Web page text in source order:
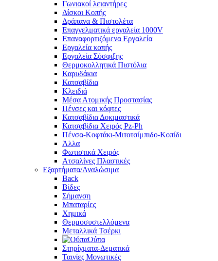
Γωνιακοί λειαντήρες
Δίσκοι Κοπής
Δράπανα & Πιστολέτα
Επαγγελματικά εργαλεία 1000V
Επαναφορτιζόμενα Εργαλεία
Εργαλεία κοπής
Εργαλεία Σύσφιξης
Θερμοκολλητικά Πιστόλια
Καρυδάκια
Κατσαβίδια
Κλειδιά
Μέσα Ατομικής Προστασίας
Πένσες και κόφτες
Κατσαβίδια Δοκιμαστικά
Κατσαβίδια Χειρός Pz-Ph
Πένσα-Κοφτάκι-Μιτοτσίμπιδο-Κοπίδι
Άλλα
Φωτιστικά Χειρός
Ατσαλίνες Πλαστικές
Εξαρτήματα/Αναλώσιμα
Back
Βίδες
Σήμανση
Μπαταρίες
Χημικά
Θερμοσυστελλόμενα
Μεταλλικά Τσέρκι
Ούπα
Στηρίγματα-Δεματικά
Ταινίες Μονωτικές